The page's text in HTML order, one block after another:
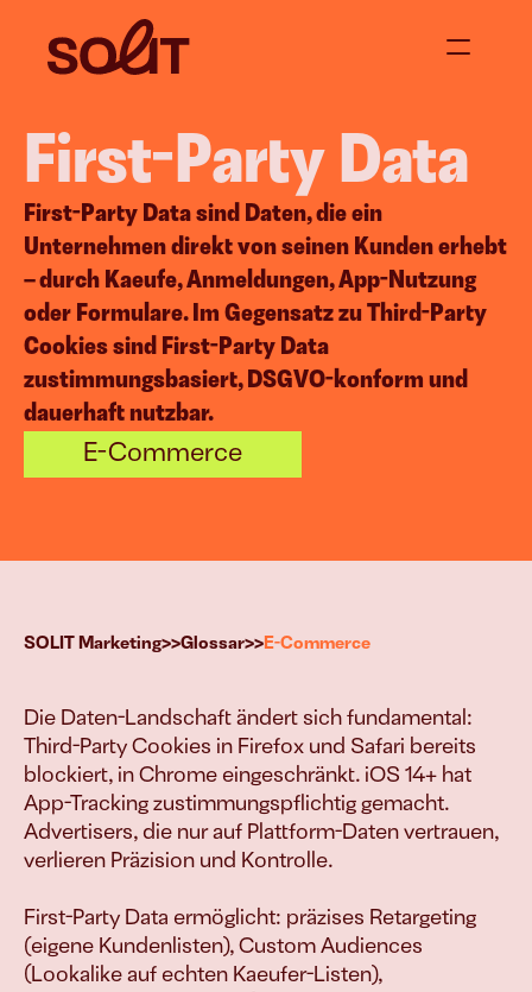
Projekte
Über uns
Blog
Content Creation
Social Media Content
Systemen treiben wir Euer
Vielfach bewährt & erfolgreich implementiert.
B2B-Leads & Kunden
generieren
First-Party Data
First-Party Data sind Daten, die ein
Unternehmen direkt von seinen Kunden erhebt
– durch Kaeufe, Anmeldungen, App-Nutzung
oder Formulare. Im Gegensatz zu Third-Party
Cookies sind First-Party Data
zustimmungsbasiert, DSGVO-konform und
dauerhaft nutzbar.
E-Commerce
SOLIT Marketing>>Glossar>> E-Commerce
Die Daten-Landschaft ändert sich fundamental:
Third-Party Cookies in Firefox und Safari bereits
blockiert, in Chrome eingeschränkt. iOS 14+ hat
App-Tracking zustimmungspflichtig gemacht.
Advertisers, die nur auf Plattform-Daten vertrauen,
verlieren Präzision und Kontrolle.
First-Party Data ermöglicht: präzises Retargeting
(eigene Kundenlisten), Custom Audiences
(Lookalike auf echten Kaeufer-Listen),